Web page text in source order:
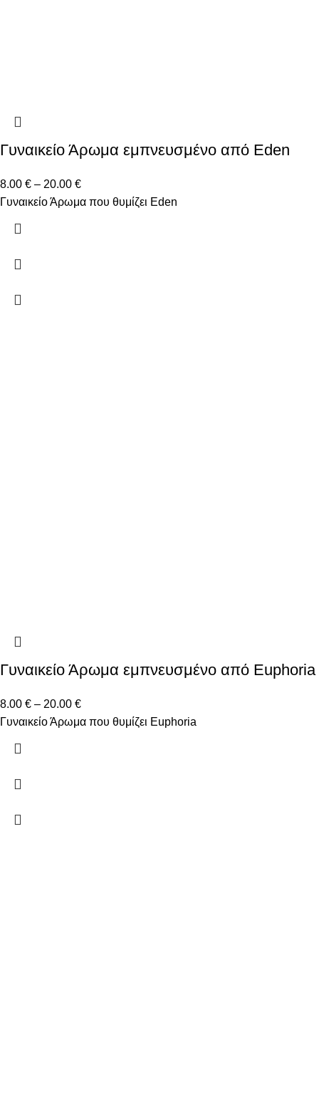
Γυναικείο Άρωμα εμπνευσμένο από Eden
8.00 € – 20.00 €
Γυναικείο Άρωμα που θυμίζει Eden
Γυναικείο Άρωμα εμπνευσμένο από Euphoria
8.00 € – 20.00 €
Γυναικείο Άρωμα που θυμίζει Euphoria